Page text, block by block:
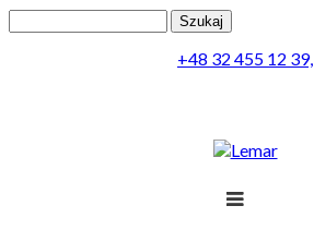
Formularz wyszukiwania
+48 32 455 12 39,
Realizacja
Obsługa